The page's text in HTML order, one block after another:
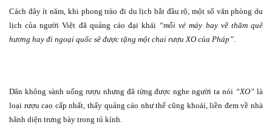
Cách đây ít năm, khi phong trào đi du lịch bắt đầu rộ, một số văn phòng du
lịch của người Việt đã quảng cáo đại khái “mỗi vé máy bay về thăm quê
hương hay đi ngoại quốc sẽ được tặng một chai rượu XO của Pháp”
Dân không sành uống rượu nhưng đã từng được nghe người ta nói “XO” là
loại rượu cao cấp nhất, thấy quảng cáo như thế cũng khoái, liền đem về nhà
hãnh diện trưng bày trong tủ kính.